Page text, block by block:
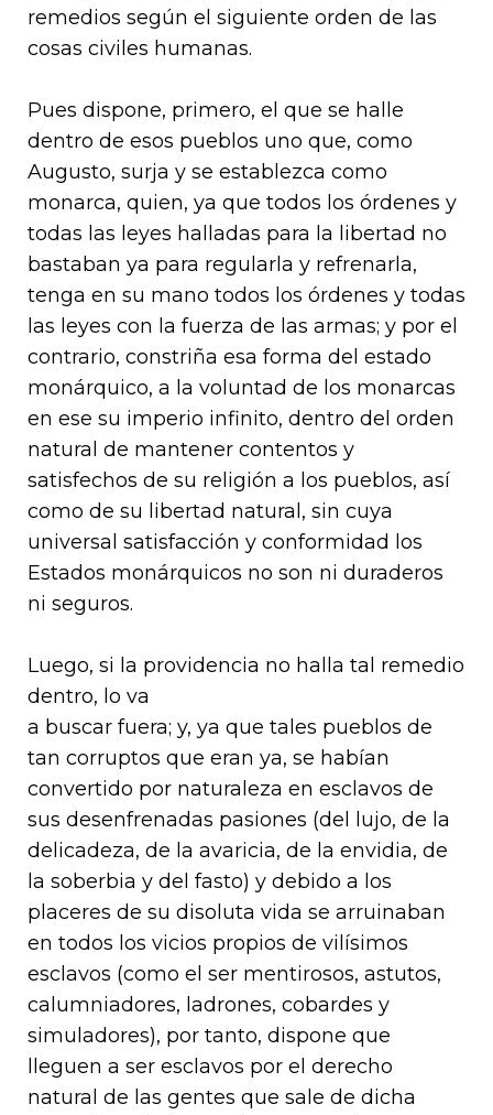
remedios según el siguiente orden de las
cosas civiles humanas.
Pues dispone, primero, el que se halle
dentro de esos pueblos uno que, como
Augusto, surja y se establezca como
monarca, quien, ya que todos los órdenes y
todas las leyes halladas para la libertad no
bastaban ya para regularla y refrenarla,
tenga en su mano todos los órdenes y todas
las leyes con la fuerza de las armas; y por el
contrario, constriña esa forma del estado
monárquico, a la voluntad de los monarcas
en ese su imperio infinito, dentro del orden
natural de mantener contentos y
satisfechos de su religión a los pueblos, así
como de su libertad natural, sin cuya
universal satisfacción y conformidad los
Estados monárquicos no son ni duraderos
ni seguros.
Luego, si la providencia no halla tal remedio
dentro, lo va
a buscar fuera; y, ya que tales pueblos de
tan corruptos que eran ya, se habían
convertido por naturaleza en esclavos de
sus desenfrenadas pasiones (del lujo, de la
delicadeza, de la avaricia, de la envidia, de
la soberbia y del fasto) y debido a los
placeres de su disoluta vida se arruinaban
en todos los vicios propios de vilísimos
esclavos (como el ser mentirosos, astutos,
calumniadores, ladrones, cobardes y
simuladores), por tanto, dispone que
lleguen a ser esclavos por el derecho
natural de las gentes que sale de dicha